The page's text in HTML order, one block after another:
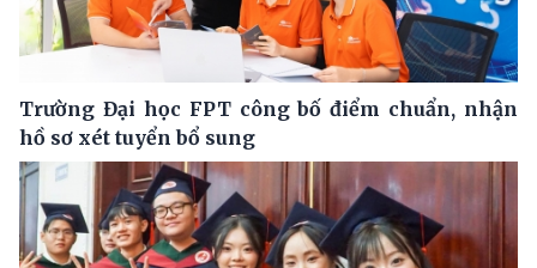
Trường Đại học FPT công bố điểm chuẩn, nhận
hồ sơ xét tuyển bổ sung